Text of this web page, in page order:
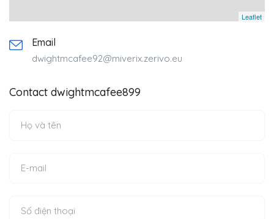
Leaflet
Email
dwightmcafee92@miverix.zerivo.eu
Contact dwightmcafee899